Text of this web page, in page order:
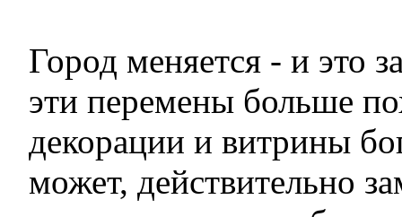
Город меняется - и это
эти перемены больше
декорации и витрины
может, действительно